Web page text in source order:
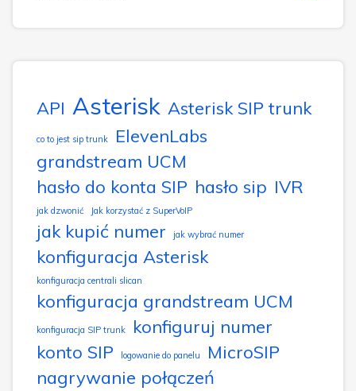
API Asterisk Asterisk SIP trunk
co to jest sip trunk
ElevenLabs
grandstream UCM
hasło do konta SIP hasło sip IVR
jak dzwonić Jak korzystać z SuperVoIP
jak kupić numer jak wybrać numer
konfiguracja Asterisk
konfiguracja centrali slican
konfiguracja grandstream UCM
konfiguracja SIP trunk
konfiguruj numer
konto SIP
logowanie do panelu
MicroSIP
nagrywanie połączeń